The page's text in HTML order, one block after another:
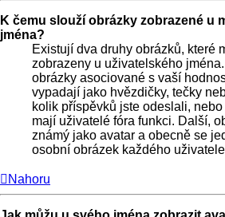
K čemu slouží obrázky zobrazené u
jména?
Existují dva druhy obrázků, které
zobrazeny u uživatelského
obrázky asociované s vaší
vypadají jako hvězdičky, tečky
kolik příspěvků jste odeslali,
mají uživatelé fóra funkci. Další,
známý jako avatar a obecně se
osobní obrázek každého
Nahoru